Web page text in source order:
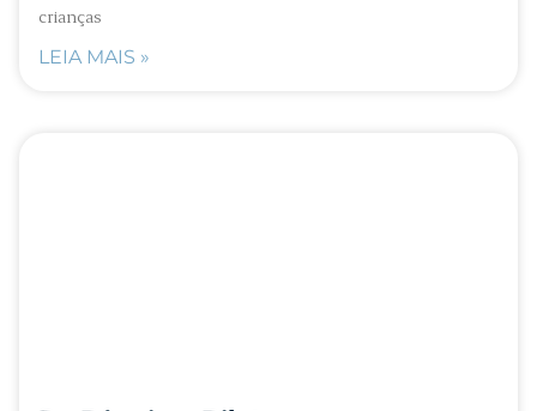
crianças
LEIA MAIS »